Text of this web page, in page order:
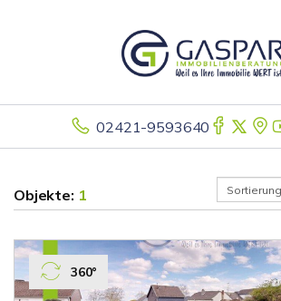
02421-9593640
Objekte: 1
360°